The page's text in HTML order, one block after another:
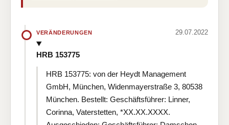
VERÄNDERUNGEN 29.07.2022
HRB 153775
HRB 153775: von der Heydt Management
GmbH, München, Widenmayerstraße 3, 80538
München. Bestellt: Geschäftsführer: Linner,
Corinna, Vaterstetten, *XX.XX.XXXX.